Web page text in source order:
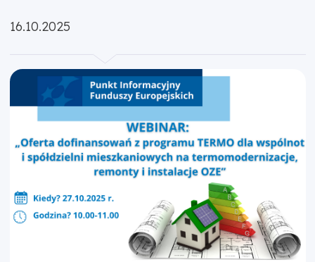
Opublikowano:
16.10.2025